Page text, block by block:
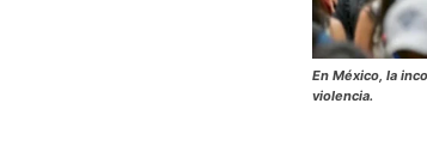
En México, la
violencia.